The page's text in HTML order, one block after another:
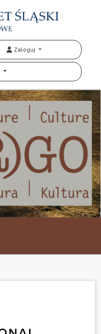
Zaloguj